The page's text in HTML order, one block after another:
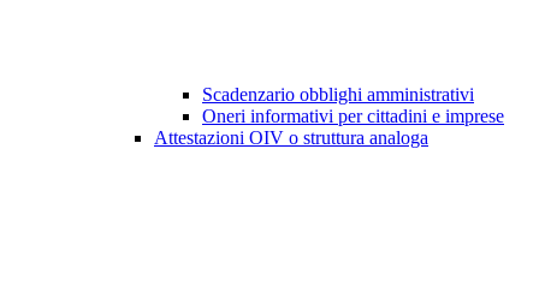
Scadenzario obblighi amministrativi
Oneri informativi per cittadini e imprese
Attestazioni OIV o struttura analoga